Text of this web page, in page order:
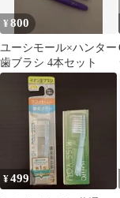
¥800
ユーシモール×ハンター
歯ブラシ 4本セット
¥499